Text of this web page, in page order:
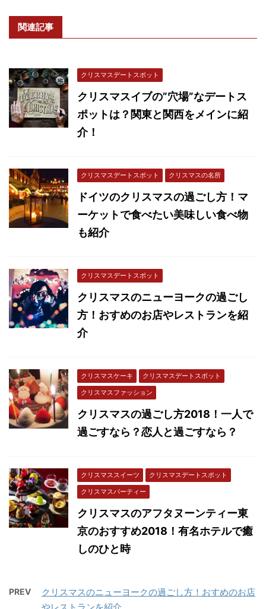
関連記事
クリスマスデートスポット
クリスマスイブの”穴場”なデートス
ポットは？関東と関西をメインに紹
介！
クリスマスデートスポット クリスマスの名所
ドイツのクリスマスの過ごし方！マ
ーケットで食べたい美味しい食べ物
も紹介
クリスマスデートスポット
クリスマスのニューヨークの過ごし
方！おすめのお店やレストランを紹
介
クリスマスケーキ
クリスマスデートスポット
クリスマスファッション
クリスマスの過ごし方2018！一人で
過ごすなら？恋人と過ごすなら？
クリスマススイーツ
クリスマスデートスポット
クリスマスパーティー
クリスマスのアフタヌーンティー東
京のおすすめ2018！有名ホテルで癒
しのひと時
PREV
クリスマスのニューヨークの過ごし方！おすめのお店